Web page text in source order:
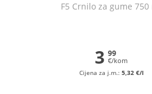
F5 Crnilo za gume 750
3 99
€/kom
Cijena za j.m.: 5,32 €/l